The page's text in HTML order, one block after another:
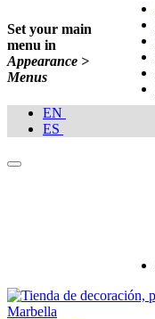
Set your main
menu in
Appearance >
Menus
EN
ES